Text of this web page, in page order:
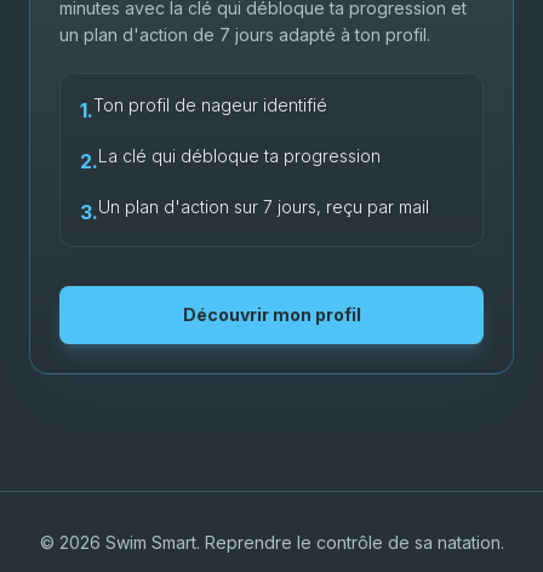
minutes avec la clé qui débloque ta progression et
un plan d'action de 7 jours adapté à ton profil.
1.Ton profil de nageur identifié
2.La clé qui débloque ta progression
3.Un plan d'action sur 7 jours, reçu par mail
Découvrir mon profil
© 2026 Swim Smart. Reprendre le contrôle de sa natation.